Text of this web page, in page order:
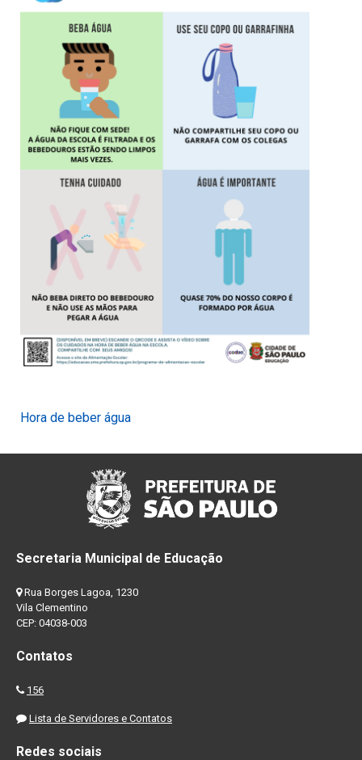
Hora de beber água
Secretaria Municipal de Educação
Rua Borges Lagoa, 1230
Vila Clementino
CEP: 04038-003
Contatos
156
Lista de Servidores e Contatos
Redes sociais